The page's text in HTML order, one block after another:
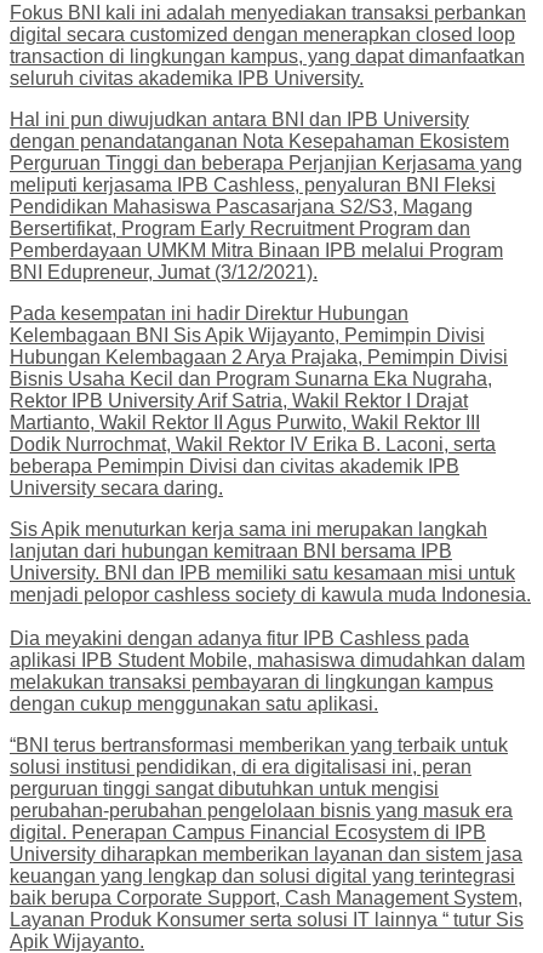
Fokus BNI kali ini adalah menyediakan transaksi perbankan
digital secara customized dengan menerapkan closed loop
transaction di lingkungan kampus, yang dapat dimanfaatkan
seluruh civitas akademika IPB University.
Hal ini pun diwujudkan antara BNI dan IPB University
dengan penandatanganan Nota Kesepahaman Ekosistem
Perguruan Tinggi dan beberapa Perjanjian Kerjasama yang
meliputi kerjasama IPB Cashless, penyaluran BNI Fleksi
Pendidikan Mahasiswa Pascasarjana S2/S3, Magang
Bersertifikat, Program Early Recruitment Program dan
Pemberdayaan UMKM Mitra Binaan IPB melalui Program
BNI Edupreneur, Jumat (3/12/2021).
Pada kesempatan ini hadir Direktur Hubungan
Kelembagaan BNI Sis Apik Wijayanto, Pemimpin Divisi
Hubungan Kelembagaan 2 Arya Prajaka, Pemimpin Divisi
Bisnis Usaha Kecil dan Program Sunarna Eka Nugraha,
Rektor IPB University Arif Satria, Wakil Rektor I Drajat
Martianto, Wakil Rektor II Agus Purwito, Wakil Rektor III
Dodik Nurrochmat, Wakil Rektor IV Erika B. Laconi, serta
beberapa Pemimpin Divisi dan civitas akademik IPB
University secara daring.
Sis Apik menuturkan kerja sama ini merupakan langkah
lanjutan dari hubungan kemitraan BNI bersama IPB
University. BNI dan IPB memiliki satu kesamaan misi untuk
menjadi pelopor cashless society di kawula muda Indonesia.
Dia meyakini dengan adanya fitur IPB Cashless pada
aplikasi IPB Student Mobile, mahasiswa dimudahkan dalam
melakukan transaksi pembayaran di lingkungan kampus
dengan cukup menggunakan satu aplikasi.
“BNI terus bertransformasi memberikan yang terbaik untuk
solusi institusi pendidikan, di era digitalisasi ini, peran
perguruan tinggi sangat dibutuhkan untuk mengisi
perubahan-perubahan pengelolaan bisnis yang masuk era
digital. Penerapan Campus Financial Ecosystem di IPB
University diharapkan memberikan layanan dan sistem jasa
keuangan yang lengkap dan solusi digital yang terintegrasi
baik berupa Corporate Support, Cash Management System,
Layanan Produk Konsumer serta solusi IT lainnya “ tutur Sis
Apik Wijayanto.